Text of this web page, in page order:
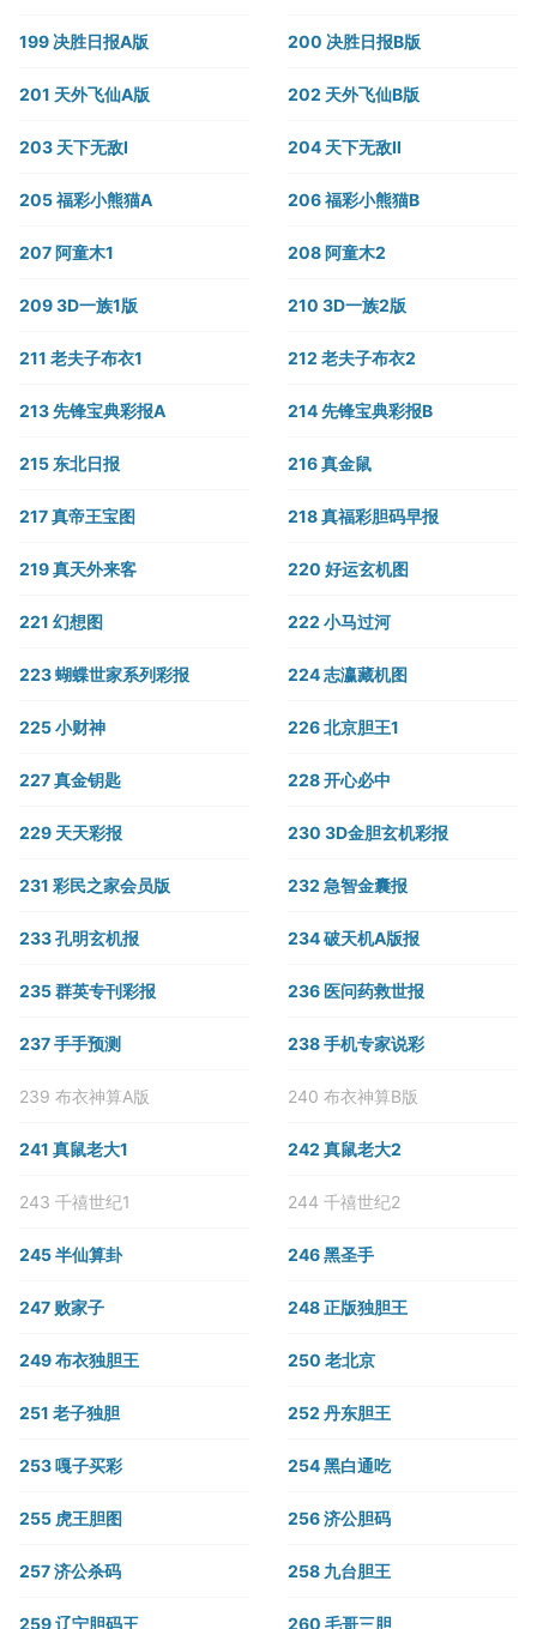
199 决胜日报A版 200 决胜日报B版
201 天外飞仙A版 202 天外飞仙B版
203 天下无敌Ⅰ 204 天下无敌Ⅱ
205 福彩小熊猫A 206 福彩小熊猫B
207 阿童木1 208 阿童木2
209 3D一族1版 210 3D一族2版
211 老夫子布衣1 212 老夫子布衣2
213 先锋宝典彩报A 214 先锋宝典彩报B
215 东北日报 216 真金鼠
217 真帝王宝图 218 真福彩胆码早报
219 真天外来客 220 好运玄机图
221 幻想图 222 小马过河
223 蝴蝶世家系列彩报 224 志瀛藏机图
225 小财神 226 北京胆王1
227 真金钥匙 228 开心必中
229 天天彩报 230 3D金胆玄机彩报
231 彩民之家会员版 232 急智金囊报
233 孔明玄机报 234 破天机A版报
235 群英专刊彩报 236 医问药救世报
237 手手预测 238 手机专家说彩
239 布衣神算A版 240 布衣神算B版
241 真鼠老大1 242 真鼠老大2
243 千禧世纪1 244 千禧世纪2
245 半仙算卦 246 黑圣手
247 败家子 248 正版独胆王
249 布衣独胆王 250 老北京
251 老子独胆 252 丹东胆王
253 嘎子买彩 254 黑白通吃
255 虎王胆图 256 济公胆码
257 济公杀码 258 九台胆王
259 辽宁胆码王 260 毛哥三胆